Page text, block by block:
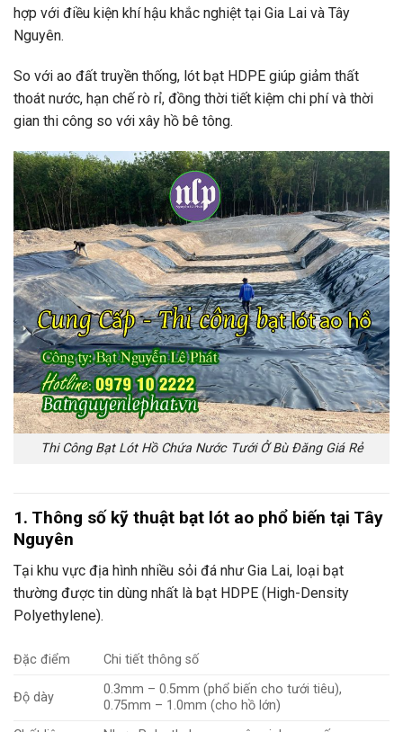
hợp với điều kiện khí hậu khắc nghiệt tại Gia Lai và Tây
Nguyên.
So với ao đất truyền thống, lót bạt HDPE giúp giảm thất
thoát nước, hạn chế rò rỉ, đồng thời tiết kiệm chi phí và thời
gian thi công so với xây hồ bê tông.
Thi Công Bạt Lót Hồ Chứa Nước Tưới Ở Bù Đăng Giá Rẻ
1. Thông số kỹ thuật bạt lót ao phổ biến tại Tây
Nguyên
Tại khu vực địa hình nhiều sỏi đá như Gia Lai, loại bạt
thường được tin dùng nhất là bạt HDPE (High-Density
Polyethylene).
Đặc điểm Chi tiết thông số
Độ dày
0.3mm – 0.5mm (phổ biến cho tưới tiêu),
0.75mm – 1.0mm (cho hồ lớn)